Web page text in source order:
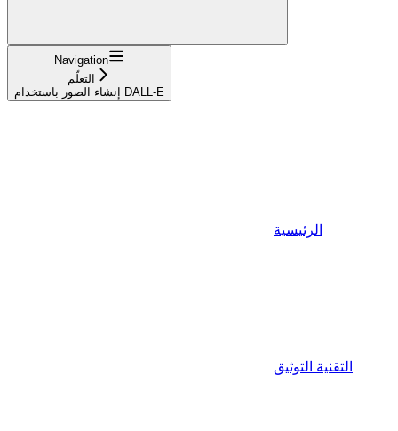
Navigation
التعلّم
إنشاء الصور باستخدام DALL-E
الرئيسية
التقنية التوثيق